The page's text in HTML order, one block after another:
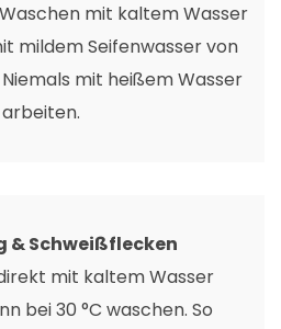
mit kaltem Wasser
mildem Seifenwasser von
mit heißem Wasser
& Schweißflecken
mit kaltem Wasser
bei 30 °C waschen. So